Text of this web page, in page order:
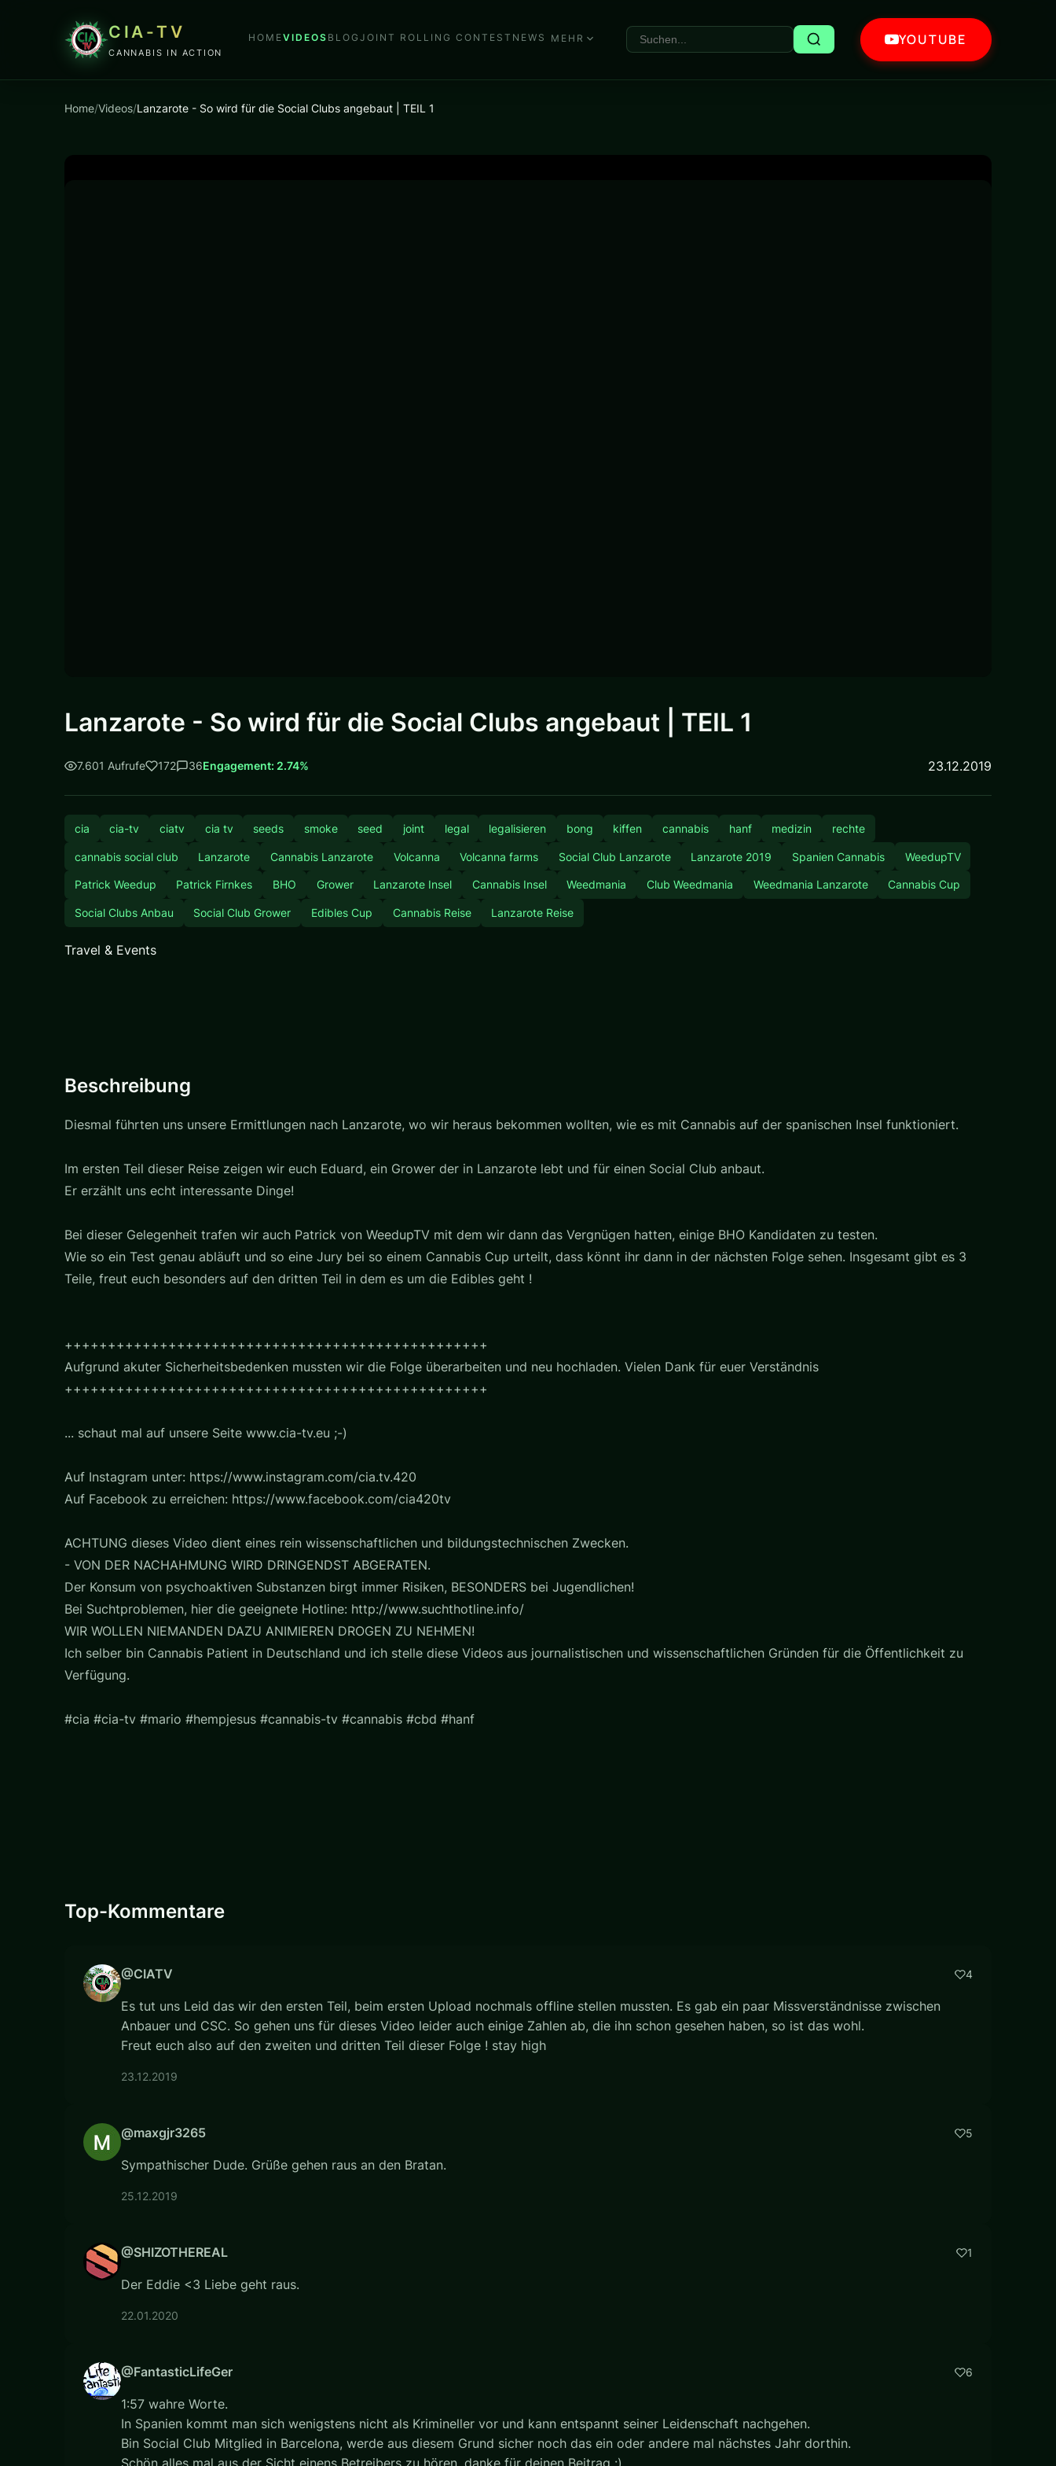
CIA-TV
CANNABIS IN ACTION
HOMEVIDEOS BLOGJOINT ROLLING CONTEST NEWS MEHR YOUTUBE
Home/Videos/Lanzarote - So wird für die Social Clubs angebaut | TEIL 1
Lanzarote - So wird für die Social Clubs angebaut | TEIL 1
7.601 Aufrufe 172 36Engagement: 2.74% 23.12.2019
cia cia-tv ciatv cia tv seeds smoke seed joint legal legalisieren bong kiffen cannabis hanf medizin rechte
cannabis social club Lanzarote Cannabis Lanzarote Volcanna Volcanna farms Social Club Lanzarote Lanzarote 2019 Spanien Cannabis WeedupTV
Patrick Weedup Patrick Firnkes BHO Grower Lanzarote Insel Cannabis Insel Weedmania Club Weedmania Weedmania Lanzarote Cannabis Cup
Social Clubs Anbau Social Club Grower Edibles Cup Cannabis Reise Lanzarote Reise
Travel & Events
Beschreibung
Diesmal führten uns unsere Ermittlungen nach Lanzarote, wo wir heraus bekommen wollten, wie es mit Cannabis auf der spanischen Insel funktioniert.
Im ersten Teil dieser Reise zeigen wir euch Eduard, ein Grower der in Lanzarote lebt und für einen Social Club anbaut.
Er erzählt uns echt interessante Dinge!
Bei dieser Gelegenheit trafen wir auch Patrick von WeedupTV mit dem wir dann das Vergnügen hatten, einige BHO Kandidaten zu testen.
Wie so ein Test genau abläuft und so eine Jury bei so einem Cannabis Cup urteilt, dass könnt ihr dann in der nächsten Folge sehen. Insgesamt gibt es 3
Teile, freut euch besonders auf den dritten Teil in dem es um die Edibles geht !
+++++++++++++++++++++++++++++++++++++++++++++++++
Aufgrund akuter Sicherheitsbedenken mussten wir die Folge überarbeiten und neu hochladen. Vielen Dank für euer Verständnis
+++++++++++++++++++++++++++++++++++++++++++++++++
... schaut mal auf unsere Seite www.cia-tv.eu ;-)
Auf Instagram unter: https://www.instagram.com/cia.tv.420
Auf Facebook zu erreichen: https://www.facebook.com/cia420tv
ACHTUNG dieses Video dient eines rein wissenschaftlichen und bildungstechnischen Zwecken.
- VON DER NACHAHMUNG WIRD DRINGENDST ABGERATEN.
Der Konsum von psychoaktiven Substanzen birgt immer Risiken, BESONDERS bei Jugendlichen!
Bei Suchtproblemen, hier die geeignete Hotline: http://www.suchthotline.info/
WIR WOLLEN NIEMANDEN DAZU ANIMIEREN DROGEN ZU NEHMEN!
Ich selber bin Cannabis Patient in Deutschland und ich stelle diese Videos aus journalistischen und wissenschaftlichen Gründen für die Öffentlichkeit zu
Verfügung.
#cia #cia-tv #mario #hempjesus #cannabis-tv #cannabis #cbd #hanf
Top-Kommentare
@CIATV 4
Es tut uns Leid das wir den ersten Teil, beim ersten Upload nochmals offline stellen mussten. Es gab ein paar Missverständnisse zwischen
Anbauer und CSC. So gehen uns für dieses Video leider auch einige Zahlen ab, die ihn schon gesehen haben, so ist das wohl.
Freut euch also auf den zweiten und dritten Teil dieser Folge ! stay high
23.12.2019
@maxgjr3265 5
Sympathischer Dude. Grüße gehen raus an den Bratan.
25.12.2019
@SHIZOTHEREAL 1
Der Eddie <3 Liebe geht raus.
22.01.2020
@FantasticLifeGer 6
1:57 wahre Worte.
In Spanien kommt man sich wenigstens nicht als Krimineller vor und kann entspannt seiner Leidenschaft nachgehen.
Bin Social Club Mitglied in Barcelona, werde aus diesem Grund sicher noch das ein oder andere mal nächstes Jahr dorthin.